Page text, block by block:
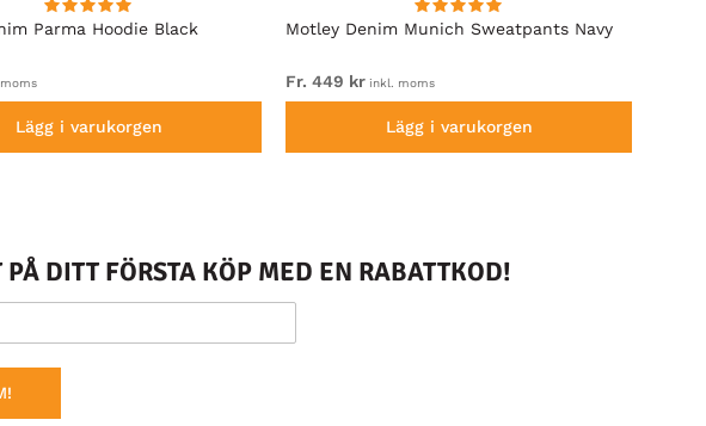
Parma Hoodie Black
Lägg i varukorgen
Motley Denim Munich Sweatpants Navy
Fr. 449 kr inkl. moms
Lägg i varukorgen
DITT FÖRSTA KÖP MED EN RABATTKOD!